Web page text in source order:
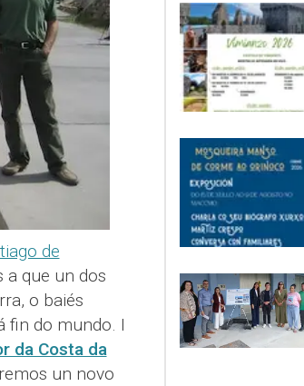
de
a que un dos
o baiés
fin do mundo. I
da Costa da
un novo